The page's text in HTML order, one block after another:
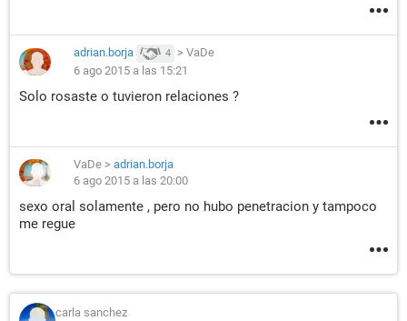
adrian.borja 4 > VaDe
6 ago 2015 a las 15:21
Solo rosaste o tuvieron relaciones ?
VaDe > adrian.borja
6 ago 2015 a las 20:00
sexo oral solamente , pero no hubo penetracion y tampoco
me regue
carla sanchez